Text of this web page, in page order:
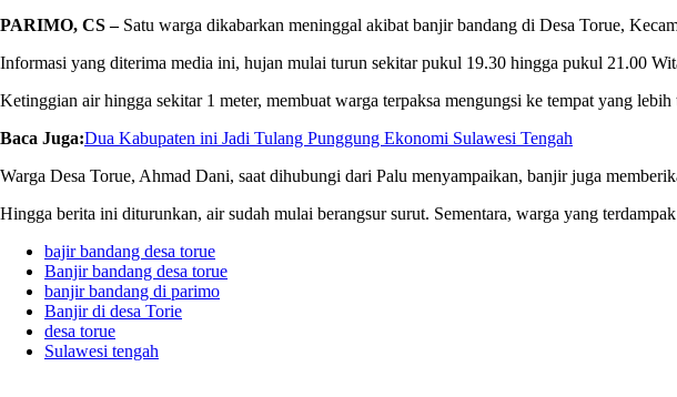
PARIMO, CS –Satu warga dikabarkan meninggal akibat banjir bandang di Desa Torue,
Informasi yang diterima media ini, hujan mulai turun sekitar pukul 19.30 hingga pukul 21.00
Ketinggian air hingga sekitar 1 meter, membuat warga terpaksa mengungsi ke tempat yang lebih
Baca Juga:Dua Kabupaten ini Jadi Tulang Punggung Ekonomi Sulawesi Tengah
Warga Desa Torue, Ahmad Dani, saat dihubungi dari Palu menyampaikan, banjir juga
Hingga berita ini diturunkan, air sudah mulai berangsur surut. Sementara, warga yang
bajir bandang desa torue
Banjir bandang desa torue
banjir bandang di parimo
Banjir di desa Torie
desa torue
Sulawesi tengah